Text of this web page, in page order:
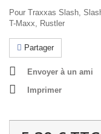
Pour Traxxas Slash,
T-Maxx, Rustler
Partager
Envoyer à un ami
Imprimer